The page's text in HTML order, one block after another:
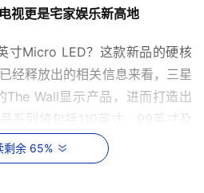
视更是宅家娱乐新高地
寸Micro LED？这款新品的硬核
经释放出的相关信息来看，三星
The Wall显示产品，进而打造出
系列将包括110英寸、99英寸及
技当属领先的发光技术。
剩余 65%